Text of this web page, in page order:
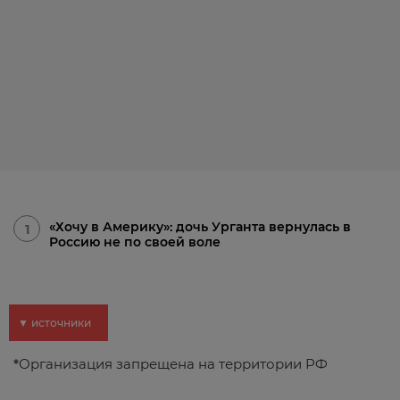
1
«Хочу в Америку»: дочь Урганта вернулась в
Россию не по своей воле
▼ источники
*Организация запрещена на территории РФ